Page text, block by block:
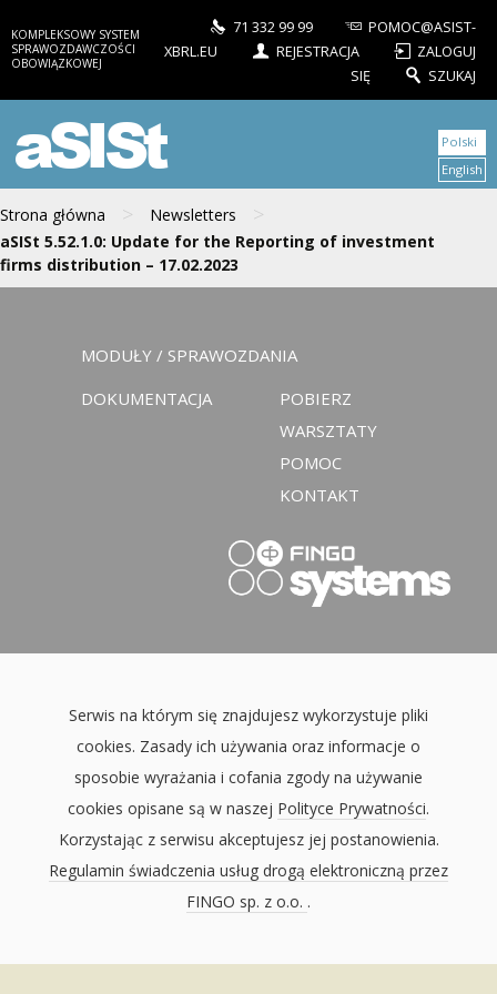
KOMPLEKSOWY SYSTEM
SPRAWOZDAWCZOŚCI
OBOWIĄZKOWEJ
71 332 99 99
POMOC@ASIST-
XBRL.EU
REJESTRACJA
ZALOGUJ
SIĘ
SZUKAJ
aSISt
Strona główna > Newsletters >
aSISt 5.52.1.0: Update for the Reporting of investment
firms distribution – 17.02.2023
Polski
English
MODUŁY / SPRAWOZDANIA
DOKUMENTACJA
POBIERZ
WARSZTATY
POMOC
KONTAKT
Serwis na którym się znajdujesz wykorzystuje pliki
cookies. Zasady ich używania oraz informacje o
sposobie wyrażania i cofania zgody na używanie
cookies opisane są w naszej Polityce Prywatności.
Korzystając z serwisu akceptujesz jej postanowienia.
Regulamin świadczenia usług drogą elektroniczną przez
FINGO sp. z o.o. .